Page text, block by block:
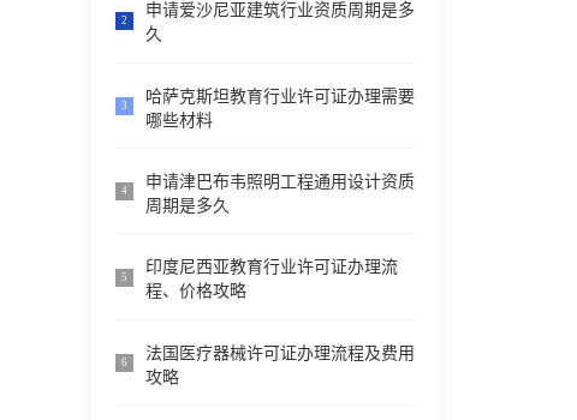
2
申请爱沙尼亚建筑行业资质周期是多
久
3
哈萨克斯坦教育行业许可证办理需要
哪些材料
4
申请津巴布韦照明工程通用设计资质
周期是多久
5
印度尼西亚教育行业许可证办理流
程、价格攻略
6
法国医疗器械许可证办理流程及费用
攻略